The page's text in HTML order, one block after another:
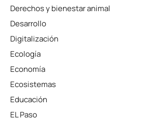
Derechos y bienestar animal
Desarrollo
Digitalización
Ecología
Economía
Ecosistemas
Educación
EL Paso